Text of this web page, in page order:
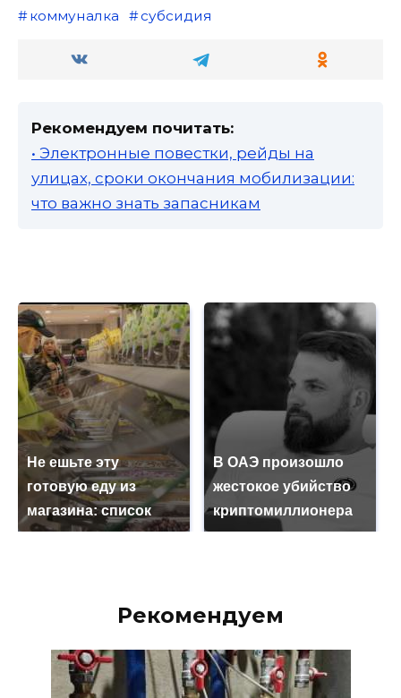
коммуналка
субсидия
Рекомендуем почитать:
• Электронные повестки, рейды на
улицах, сроки окончания мобилизации:
что важно знать запасникам
Не ешьте эту
готовую еду из
магазина: список
В ОАЭ произошло
жестокое убийство
криптомиллионера
Рекомендуем